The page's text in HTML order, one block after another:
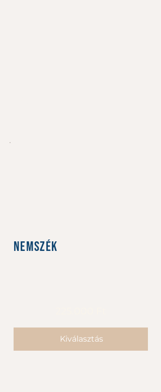
NemSzék
Kiválasztás